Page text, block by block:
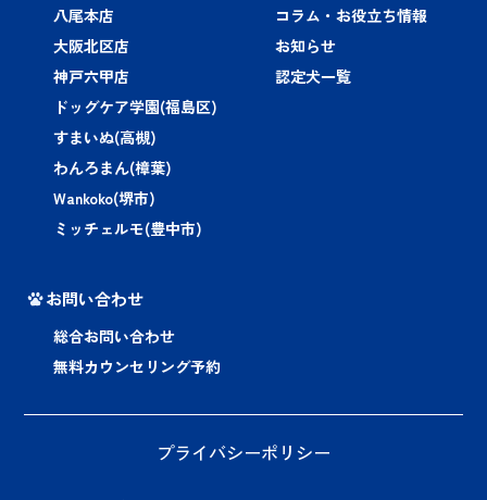
八尾本店
大阪北区店
神戸六甲店
ドッグケア学園(福島区)
すまいぬ(高槻)
わんろまん(樟葉)
Wankoko(堺市)
ミッチェルモ(豊中市)
コラム・お役立ち情報
お知らせ
認定犬一覧
お問い合わせ
総合お問い合わせ
無料カウンセリング予約
プライバシーポリシー